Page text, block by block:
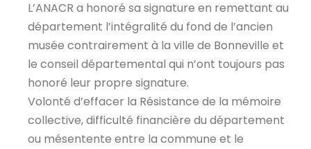
L’ANACR a honoré sa signature en remettant au
département l’intégralité du fond de l’ancien
musée contrairement à la ville de Bonneville et
le conseil départemental qui n’ont toujours pas
honoré leur propre signature.
Volonté d’effacer la Résistance de la mémoire
collective, difficulté financière du département
ou mésentente entre la commune et le